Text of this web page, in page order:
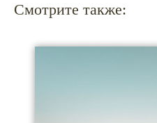
Смотрите также: